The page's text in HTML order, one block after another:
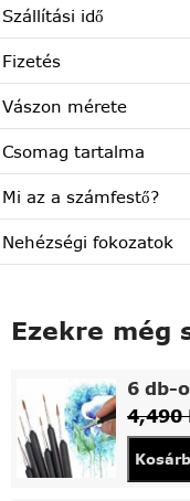
Szállítási idő
Fizetés
Vászon mérete
Csomag tartalma
Mi az a számfestő?
Nehézségi fokozatok
Ezekre még
6 db-
4,490